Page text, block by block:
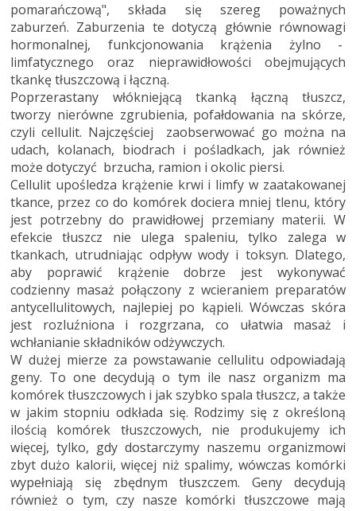
pomarańczową", składa się szereg poważnych
zaburzeń. Zaburzenia te dotyczą głównie równowagi
hormonalnej, funkcjonowania krążenia żylno -
limfatycznego oraz nieprawidłowości obejmujących
tkankę tłuszczową i łączną.
Poprzerastany włókniejącą tkanką łączną tłuszcz,
tworzy nierówne zgrubienia, pofałdowania na skórze,
czyli cellulit. Najczęściej zaobserwować go można na
udach, kolanach, biodrach i pośladkach, jak również
może dotyczyć brzucha, ramion i okolic piersi.
Cellulit upośledza krążenie krwi i limfy w zaatakowanej
tkance, przez co do komórek dociera mniej tlenu, który
jest potrzebny do prawidłowej przemiany materii. W
efekcie tłuszcz nie ulega spaleniu, tylko zalega w
tkankach, utrudniając odpływ wody i toksyn. Dlatego,
aby poprawić krążenie dobrze jest wykonywać
codzienny masaż połączony z wcieraniem preparatów
antycellulitowych, najlepiej po kąpieli. Wówczas skóra
jest rozluźniona i rozgrzana, co ułatwia masaż i
wchłanianie składników odżywczych.
W dużej mierze za powstawanie cellulitu odpowiadają
geny. To one decydują o tym ile nasz organizm ma
komórek tłuszczowych i jak szybko spala tłuszcz, a także
w jakim stopniu odkłada się. Rodzimy się z określoną
ilością komórek tłuszczowych, nie produkujemy ich
więcej, tylko, gdy dostarczymy naszemu organizmowi
zbyt dużo kalorii, więcej niż spalimy, wówczas komórki
wypełniają się zbędnym tłuszczem. Geny decydują
również o tym, czy nasze komórki tłuszczowe mają